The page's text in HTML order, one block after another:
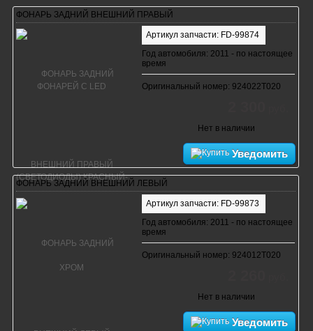
ФОНАРЬ ЗАДНИЙ ВНЕШНИЙ ПРАВЫЙ
Артикул запчасти: FD-99874
Год автомобиля: 2011 - по настоящее
время
Оригинальный номер: 924022T020
Нет в наличии
Уведомить
ФОНАРЬ ЗАДНИЙ ВНЕШНИЙ ЛЕВЫЙ
Артикул запчасти: FD-99873
Год автомобиля: 2011 - по настоящее
время
Оригинальный номер: 924012T020
Нет в наличии
Уведомить